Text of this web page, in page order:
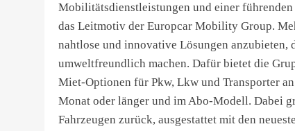
Mobilitätsdienstleistungen und einer
das Leitmotiv der Europcar Mobility Group.
nahtlose und innovative Lösungen
umweltfreundlich machen. Dafür bietet die
Miet-Optionen für Pkw, Lkw und Transporter
Monat oder länger und im Abo-Modell. Dabei
Fahrzeugen zurück, ausgestattet mit den